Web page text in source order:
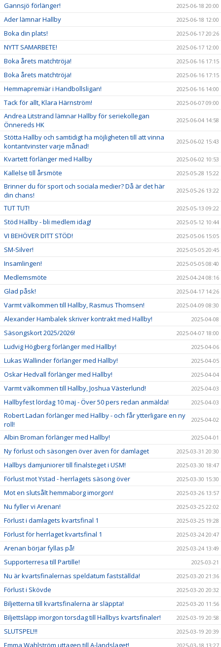
Gannsjö förlänger! 2025-06-18 20:00
Ader lämnar Hallby 2025-06-18 12:00
Boka din plats! 2025-06-17 20:26
NYTT SAMARBETE! 2025-06-17 12:00
Boka årets matchtröja! 2025-06-16 17:15
Boka årets matchtröja! 2025-06-16 17:15
Hemmapremiär i Handbollsligan! 2025-06-16 14:00
Tack för allt, Klara Härnström! 2025-06-07 09:00
Andrea Litstrand lämnar Hallby för seriekollegan
Önnereds HK
2025-06-04 14:58
Stötta Hallby och samtidigt ha möjligheten till att vinna
kontantvinster varje månad!
2025-06-02 15:43
Kvartett förlänger med Hallby 2025-06-02 10:53
Kallelse till årsmöte 2025-05-28 15:22
Brinner du för sport och sociala medier? Då är det här
din chans!
2025-05-26 13:22
TUT TUT! 2025-05-13 09:22
Stöd Hallby - bli medlem idag! 2025-05-12 10:44
VI BEHÖVER DITT STÖD! 2025-05-06 15:05
SM-Silver! 2025-05-05 20:45
Insamlingen! 2025-05-05 08:40
Medlemsmöte 2025-04-24 08:16
Glad påsk! 2025-04-17 14:26
Varmt välkommen till Hallby, Rasmus Thomsen! 2025-04-09 08:30
Alexander Hambalek skriver kontrakt med Hallby! 2025-04-08
Säsongskort 2025/2026! 2025-04-07 18:00
Ludvig Högberg förlänger med Hallby! 2025-04-06
Lukas Wallinder förlänger med Hallby! 2025-04-05
Oskar Hedvall förlänger med Hallby! 2025-04-04
Varmt välkommen till Hallby, Joshua Västerlund! 2025-04-03
Hallbyfest lördag 10 maj - Över 50 pers redan anmälda! 2025-04-03
Robert Ladan förlänger med Hallby - och får ytterligare en ny
roll!
2025-04-02
Albin Broman förlänger med Hallby! 2025-04-01
Ny förlust och säsongen över även för damlaget 2025-03-31 20:30
Hallbys damjuniorer till finalsteget i USM! 2025-03-30 18:47
Förlust mot Ystad - herrlagets säsong över 2025-03-30 15:30
Mot en slutsålt hemmaborg imorgon! 2025-03-26 13:57
Nu fyller vi Arenan! 2025-03-25 22:02
Förlust i damlagets kvartsfinal 1 2025-03-25 19:28
Förlust för herrlaget kvartsfinal 1 2025-03-24 20:47
Arenan börjar fyllas på! 2025-03-24 13:49
Supporterresa till Partille! 2025-03-21
Nu är kvartsfinalernas speldatum fastställda! 2025-03-20 21:36
Förlust i Skövde 2025-03-20 20:32
Biljetterna till kvartsfinalerna är släppta! 2025-03-20 11:56
Biljettsläpp imorgon torsdag till Hallbys kvartsfinaler! 2025-03-19 20:58
SLUTSPEL!!! 2025-03-19 20:39
Emma Wahlström uttagen till A-landslaget! 2025-03-18 13:27